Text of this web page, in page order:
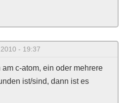
- 19:37
c-atom, ein oder mehrere
ist/sind, dann ist es